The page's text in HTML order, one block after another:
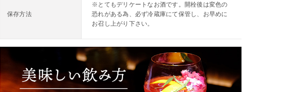
保存方法
※とてもデリケートなお酒です。開栓後は変色の
恐れがある為、必ず冷蔵庫にて保管し、お早めに
お召し上がり下さい。